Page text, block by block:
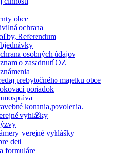
obce
ochrana
Referendum
osobných údajov
o zasadnutí OZ
prebytočného majetku obce
poriadok
konania,povolenia.
vyhlášky
verejné vyhlášky
deti
formuláre